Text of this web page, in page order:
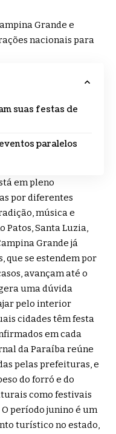
Grande e
nacionais para
suas festas de
paralelos
em pleno
por diferentes
música e
Patos, Santa Luzia,
Grande já
que se estendem por
avançam até o
uma dúvida
pelo interior
cidades têm festa
em cada
da Paraíba reúne
pelas prefeituras, e
do forró e do
como festivais
período junino é um
turístico no estado,